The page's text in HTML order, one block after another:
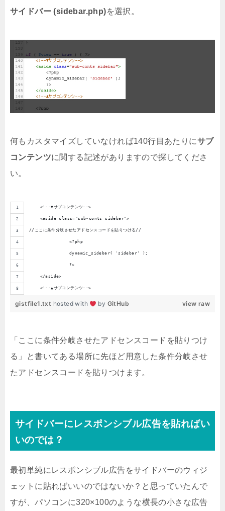
サイドバー (sidebar.php)を選択。
何もカスタマイズしていなければ140行目あたりにサブ
コンテンツに関する記述がありますので探してくださ
い。
    <!--▼サブコンテンツ-->
    <aside class="sub-conts sidebar">
//ここに条件分岐させたアドセンスコードを貼りつける//
		<?php
		dynamic_sidebar( 'sidebar' );
		?>
    </aside>
    <!--▲サブコンテンツ-->
view raw
gistfile1.txt hosted with by GitHub
「ここに条件分岐させたアドセンスコードを貼りつけ
る」と書いてある場所に先ほど用意した条件分岐させ
たアドセンスコードを貼りつけます。
サイドバーにレスポンシブル広告を貼ればい
いのでは？
最初単純にレスポンシブル広告をサイドバーのウィジ
ェットに貼ればいいのではないか？と思っていたんで
すが、パソコンに320×100のような横長の小さな広告